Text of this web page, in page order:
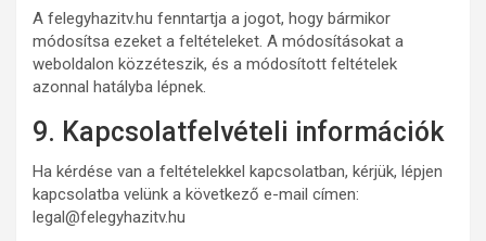
A felegyhazitv.hu fenntartja a jogot, hogy bármikor
módosítsa ezeket a feltételeket. A módosításokat a
weboldalon közzéteszik, és a módosított feltételek
azonnal hatályba lépnek.
9. Kapcsolatfelvételi információk
Ha kérdése van a feltételekkel kapcsolatban, kérjük, lépjen
kapcsolatba velünk a következő e-mail címen:
legal@felegyhazitv.hu